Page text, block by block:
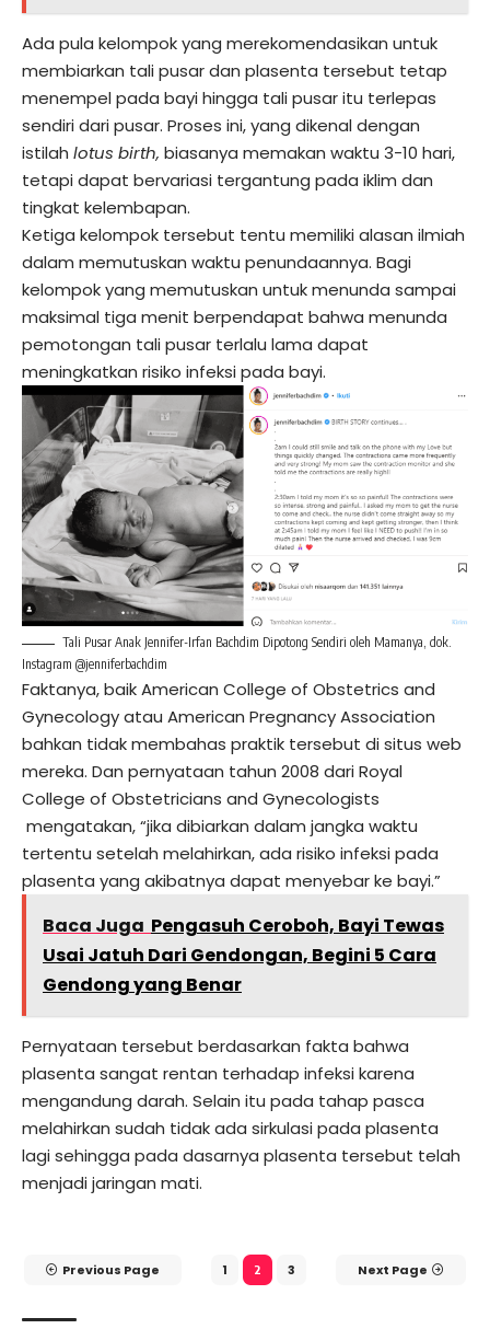
Ada pula kelompok yang merekomendasikan untuk
membiarkan tali pusar dan plasenta tersebut tetap
menempel pada bayi hingga tali pusar itu terlepas
sendiri dari pusar. Proses ini, yang dikenal dengan
istilah lotus birth, biasanya memakan waktu 3-10 hari,
tetapi dapat bervariasi tergantung pada iklim dan
tingkat kelembapan.
Ketiga kelompok tersebut tentu memiliki alasan ilmiah
dalam memutuskan waktu penundaannya. Bagi
kelompok yang memutuskan untuk menunda sampai
maksimal tiga menit berpendapat bahwa menunda
pemotongan tali pusar terlalu lama dapat
meningkatkan risiko infeksi pada bayi.
Tali Pusar Anak Jennifer-Irfan Bachdim Dipotong Sendiri oleh Mamanya, dok.
Instagram @jenniferbachdim
Faktanya, baik American College of Obstetrics and
Gynecology atau American Pregnancy Association
bahkan tidak membahas praktik tersebut di situs web
mereka. Dan pernyataan tahun 2008 dari Royal
College of Obstetricians and Gynecologists
mengatakan, “jika dibiarkan dalam jangka waktu
tertentu setelah melahirkan, ada risiko infeksi pada
plasenta yang akibatnya dapat menyebar ke bayi.”
Baca Juga Pengasuh Ceroboh, Bayi Tewas
Usai Jatuh Dari Gendongan, Begini 5 Cara
Gendong yang Benar
Pernyataan tersebut berdasarkan fakta bahwa
plasenta sangat rentan terhadap infeksi karena
mengandung darah. Selain itu pada tahap pasca
melahirkan sudah tidak ada sirkulasi pada plasenta
lagi sehingga pada dasarnya plasenta tersebut telah
menjadi jaringan mati.
Previous Page 1 2 3 Next Page